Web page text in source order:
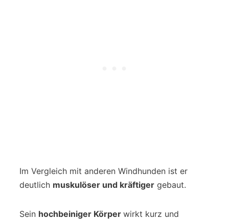
Im Vergleich mit anderen Windhunden ist er
deutlich muskulöser und kräftiger gebaut.
Sein hochbeiniger Körper wirkt kurz und